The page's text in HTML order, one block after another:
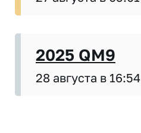
2025 QM9
28 августа в 16:54